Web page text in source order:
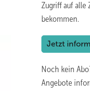
Zugriff auf alle
bekommen.
Jetzt
Noch kein
Angebote